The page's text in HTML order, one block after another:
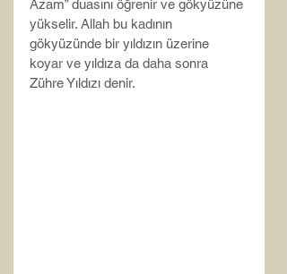
Azam” duasını öğrenir ve gökyüzüne
yükselir. Allah bu kadının
gökyüzünde bir yıldızın üzerine
koyar ve yıldıza da daha sonra
Zühre Yıldızı denir.